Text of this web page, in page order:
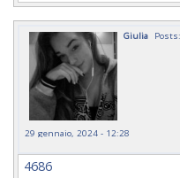
Giulia
29 gennaio, 2024 - 12:28
4686